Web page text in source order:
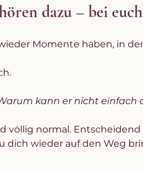
dazu – bei
Momente haben, in
kann er nicht einfach
völlig normal.
dich wieder auf den Weg